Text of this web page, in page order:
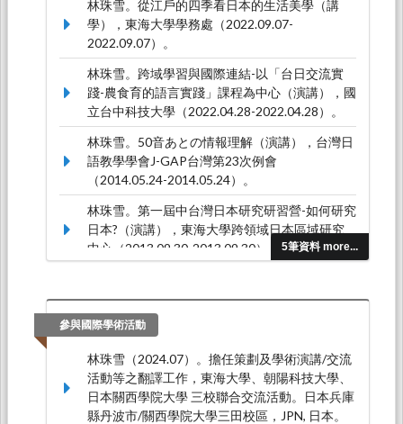
5筆資料 more...
林珠雪。從江戶的四季 看 日本的生活美學（講
學），東海大學學務處（2022.09.07-
2022.09.07）。
林珠雪。跨域學習與國際連結-以「台日交流實
踐-農食育的語言實踐」課程為中心（演講），國
立台中科技大學（2022.04.28-2022.04.28）。
林珠雪。50音あとの情報理解（演講），台灣日
語教學學會J-GAP台灣第23次例會
（2014.05.24-2014.05.24）。
林珠雪。第一屆中台灣日本研究研習營-如何研究
日本?（演講），東海大學跨領域日本區域研究
中心（2013.09.30-2013.09.30）。
聽會(題目:教學品保由誰把關？)（演講），
TUNGHAI UNIVERSITY（2013.06.03-
2013.06.03）。
參與國際學術活動
林珠雪（2024.07）。擔任策劃及學術演講/交流
活動等之翻譯工作，東海大學、朝陽科技大學、
日本關西學院大學 三校聯合交流活動。日本兵庫
縣丹波市/關西學院大學三田校區，JPN, 日本。